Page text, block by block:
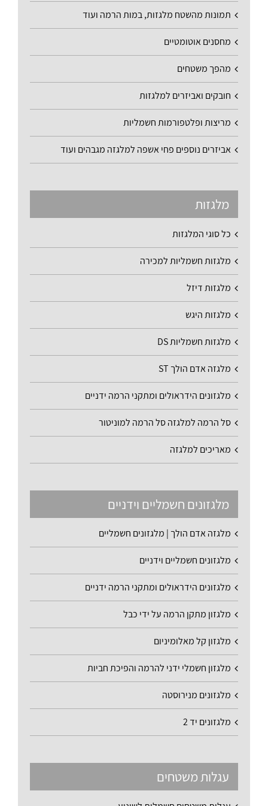
תמונות מהשטח מלגזות, במות הרמה ועוד
מחסנים אוטומטיים
מהפך משטחים
חובקים ואביזרים למלגזות
מריצות ופלטפורמות חשמליות
אביזרים נוספים פחי אשפה למלגזה מגבהים ועוד
מלגזות
כל סוגי המלגזות
מלגזות חשמליות למכירה
מלגזות דיזל
מלגזות היגש
מלגזות חשמליות DS
מלגזה אדם הולך ST
מלגזונים הידראולים ומתקני הרמה ידניים
סל הרמה למלגזה סל הרמה למוניטור
מאריכים למלגזה
מלגזונים חשמליים וידניים
מלגזה אדם הולך | מלגזונים חשמליים
מלגזונים חשמליים וידניים
מלגזונים הידראולים ומתקני הרמה ידניים
מלגזון מתקן הרמה על ידי כבל
מלגזון קל מאלומיניום
מלגזון חשמלי ידני להרמה והפיכת חביות
מלגזונים מנירוסטה
מלגזונים יד 2
עגלות משטחים